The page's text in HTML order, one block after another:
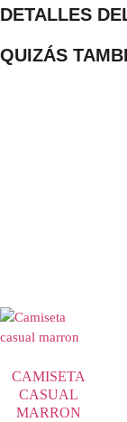
DETALLES
QUIZÁS
CAMISETA
CASUAL
MARRON